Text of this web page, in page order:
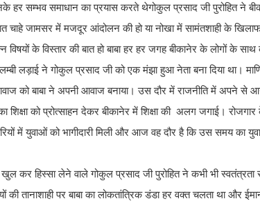
हर सम्भव समाधान का प्रयास करते थेगोकुल प्रसाद जी पुरोहित ने
जामसर में मजदूर आंदोलन की हो या नोखा में सामंतशाही के खिलाफ
के विस्तार की बात हो बाबा हर हर जगह बीकानेर के लोगों के
ने गोकुल प्रसाद जी को एक मंझा हुआ नेता बना दिया था।
को बाबा ने अपनी आवाज बनाया। उस दौर में राजनीति में अपने से
शिक्षा को प्रोत्साहन देकर बीकानेर में शिक्षा की अलग जगाई।
में युवाओं को भागीदारी मिली और आज वह दौर है कि उस समय का
कर हिस्सा लेने वाले गोकुल प्रसाद जी पुरोहित ने कभी भी स्वतंत्रता
तानाशाही पर बाबा का लोकतांत्रिक डंडा हर वक्त चलता था और